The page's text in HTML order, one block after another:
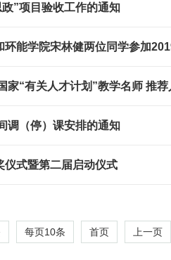
”项目验收工作的通知
环能学院宋林健两位同学参加
家“有关人才计划”教学名师 推
调（停）课安排的通知
仪式暨第二届启动仪式
每页10条 首页 上一页